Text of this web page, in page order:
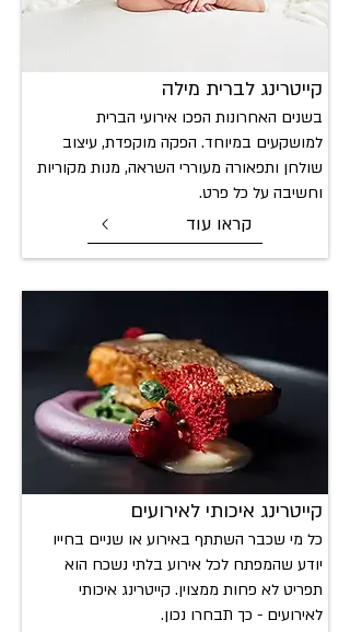
קייטרינג לברית מילה
בשנים האחרונות הפכו אירועי הברית
למושקעים במיוחד. הפקה מוקפדת, עיצוב
שולחן ותפאורה מעוררי השראה, מנות מקוריות
וחשיבה על כל פרט.
קראו עוד
קייטרינג איכותי לאירועים
כל מי שכבר השתתף באירוע או שניים בחייו
יודע שהמפתח לכל אירוע בלתי נשכח הוא
תפריט לא פחות ממצוין. קייטרינג איכותי
לאירועים - כך תבחרו נכון.